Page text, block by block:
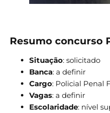
Resumo concurso
Situação: solicitado
Banca: a definir
Cargo: Policial Penal
Vagas: a definir
Escolaridade: nível